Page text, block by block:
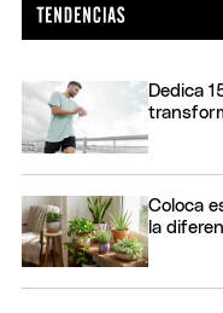
Dedica
Coloca
la